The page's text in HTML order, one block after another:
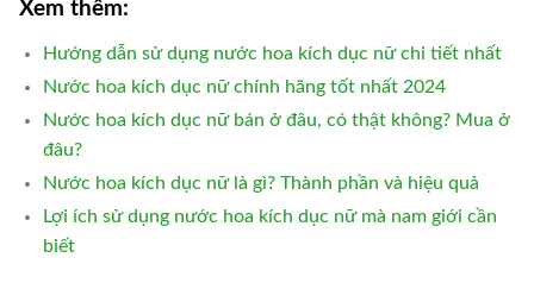
Xem thêm:
Hướng dẫn sử dụng nước hoa kích dục nữ chi tiết nhất
Nước hoa kích dục nữ chính hãng tốt nhất 2024
Nước hoa kích dục nữ bán ở đâu, có thật không? Mua ở
đâu?
Nước hoa kích dục nữ là gì? Thành phần và hiệu quả
Lợi ích sử dụng nước hoa kích dục nữ mà nam giới cần
biết